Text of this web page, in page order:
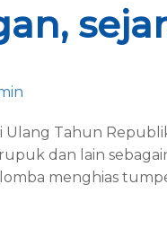
Ulang Tahun
dan lain
menghias